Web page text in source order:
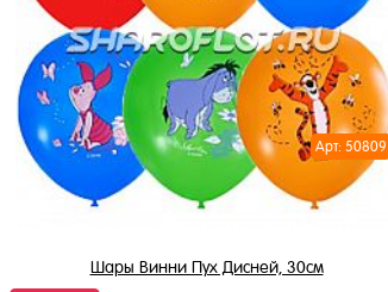
Арт: 50809
Шары Винни Пух Дисней, 30см